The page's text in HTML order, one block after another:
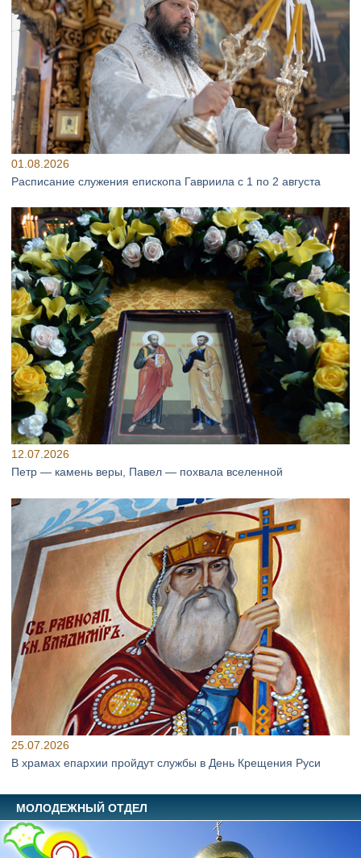
01.08.2026
Расписание служения епископа Гавриила с 1 по 2 августа
12.07.2026
Петр — камень веры, Павел — похвала вселенной
25.07.2026
В храмах епархии пройдут службы в День Крещения Руси
МОЛОДЕЖНЫЙ ОТДЕЛ